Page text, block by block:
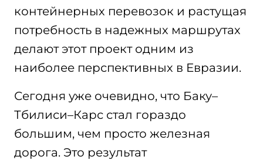
контейнерных перевозок и растущая
потребность в надежных маршрутах
делают этот проект одним из
наиболее перспективных в Евразии.
Сегодня уже очевидно, что Баку–
Тбилиси–Карс стал гораздо
большим, чем просто железная
дорога. Это результат